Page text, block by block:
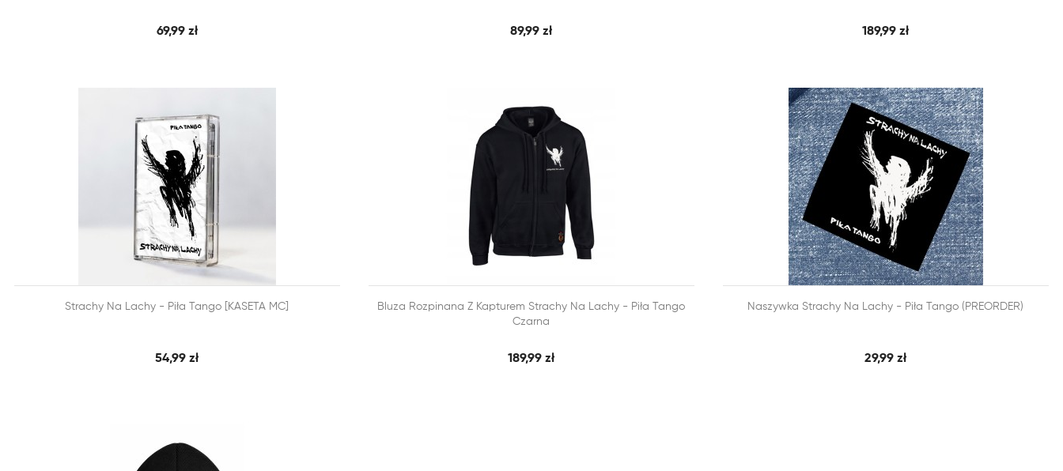
69,99 zł 89,99 zł 189,99 zł
DODAJ DO KOSZYKA SZYBKI PODGLĄD
Strachy Na Lachy - Piła Tango [KASETA MC]
54,99 zł
DODAJ DO KOSZYKA SZYBKI PODGLĄD
Bluza Rozpinana Z Kapturem Strachy Na Lachy - Piła Tango
Czarna
189,99 zł
DODAJ DO KOSZYKA SZYBKI PODGLĄD
Naszywka Strachy Na Lachy - Piła Tango (PREORDER)
29,99 zł